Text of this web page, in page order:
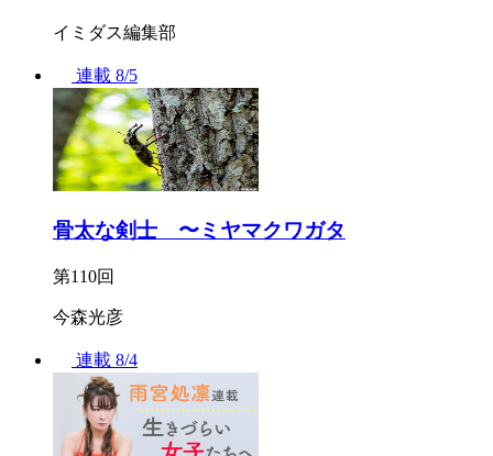
イミダス編集部
連載 8/5
骨太な剣士 〜ミヤマクワガタ
第110回
今森光彦
連載 8/4